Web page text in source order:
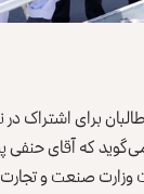
برای اشتراک
حنفی پیش از چاشت
صنعت و